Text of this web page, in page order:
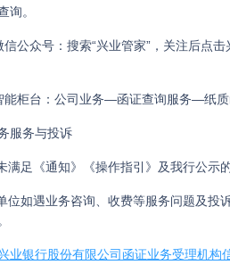
询。
信公众号：搜索“兴业管家”，关注后
能柜台：公司业务—函证查询服务—纸
服务与投诉
满足《通知》《操作指引》及我行公示
位如遇业务咨询、收费等服务问题及投
业银行股份有限公司函证业务受理机构